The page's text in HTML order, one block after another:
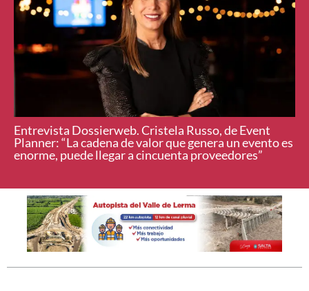
Entrevista Dossierweb. Cristela Russo, de Event
Planner: “La cadena de valor que genera un evento es
enorme, puede llegar a cincuenta proveedores”